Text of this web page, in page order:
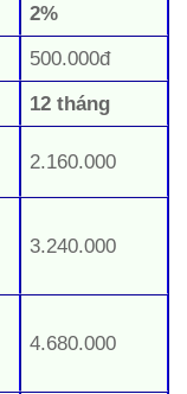
2%
500.000đ
12 tháng
2.160.000
3.240.000
4.680.000